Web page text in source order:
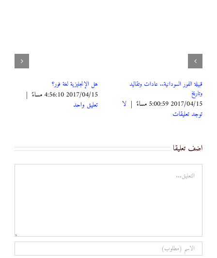
قبيلة الفور السودانية.. عادات وتقاليد
وتاريخ
2017/04/15 5:00:59 مساءً | لا
توجد تعليقات
هل الإنجليزية لغة فور؟
2017/04/15 4:56:10 مساءً
|
تعليق واحد
اضف تعليقا
تعليق